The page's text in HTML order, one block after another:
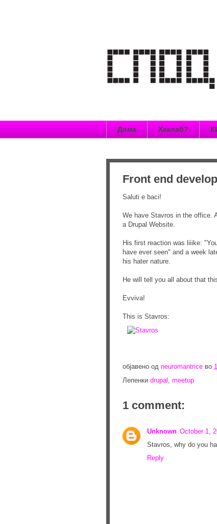
Дома Хаклаб?
Front end
Saluti e baci!
We have Stavros in the office.
a Drupal Website.
His first reaction was liiike:
have ever seen" and a week
his hater nature.
He will tell you all about that
Evviva!
This is Stavros:
објавено од neuromantrice во
Лепенки drupal meetup
1 comment:
Unknown October 1,
Stavros, why do you
Reply